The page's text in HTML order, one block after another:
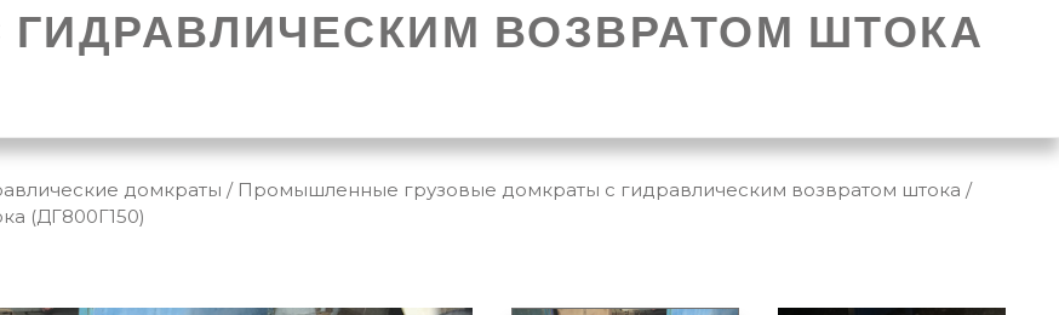
ГИДРАВЛИЧЕСКИМ ВОЗВРАТОМ ШТОКА
домкраты / Промышленные грузовые домкраты c гидравлическим возвратом штока /
(ДГ800Г150)